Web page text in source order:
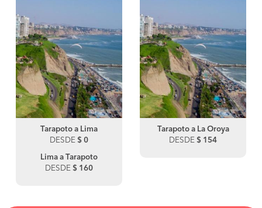
Tarapoto a Lima
DESDE $ 0
Lima a Tarapoto
DESDE $ 160
Tarapoto a La Oroya
DESDE $ 154